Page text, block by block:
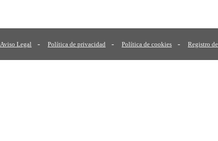
Aviso Legal - Política de privacidad - Política de cookies - Registro